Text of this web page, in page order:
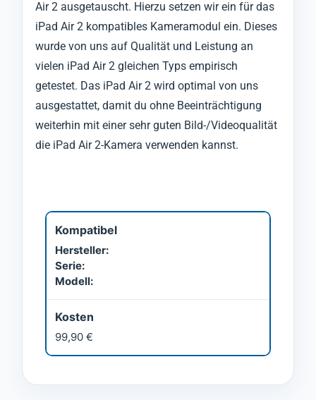
Air 2 ausgetauscht. Hierzu setzen wir ein für das
iPad Air 2 kompatibles Kameramodul ein. Dieses
wurde von uns auf Qualität und Leistung an
vielen iPad Air 2 gleichen Typs empirisch
getestet. Das iPad Air 2 wird optimal von uns
ausgestattet, damit du ohne Beeinträchtigung
weiterhin mit einer sehr guten Bild-/Videoqualität
die iPad Air 2-Kamera verwenden kannst.
Kompatibel
Hersteller:
Serie:
Modell:
Kosten
99,90 €